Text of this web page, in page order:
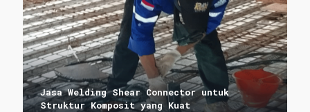
Jasa Welding Shear Connector untuk
Struktur Komposit yang Kuat